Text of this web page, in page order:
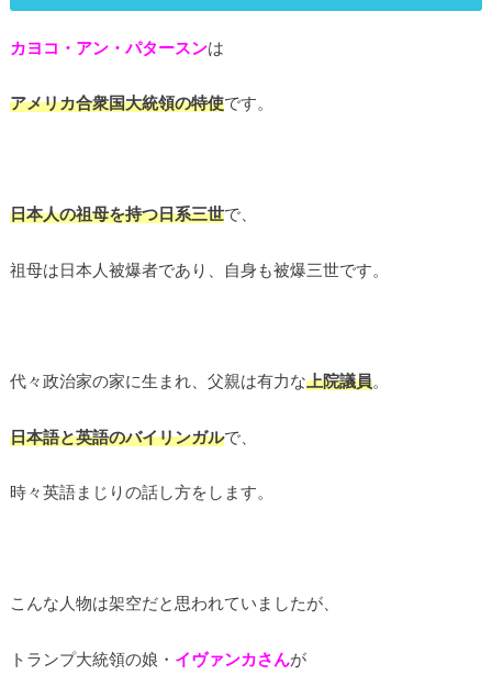
カヨコ・アン・パタースンは
アメリカ合衆国大統領の特使です。
日本人の祖母を持つ日系三世で、
祖母は日本人被爆者であり、自身も被爆三世です。
代々政治家の家に生まれ、父親は有力な上院議員。
日本語と英語のバイリンガルで、
時々英語まじりの話し方をします。
こんな人物は架空だと思われていましたが、
トランプ大統領の娘・ イヴァンカさんが